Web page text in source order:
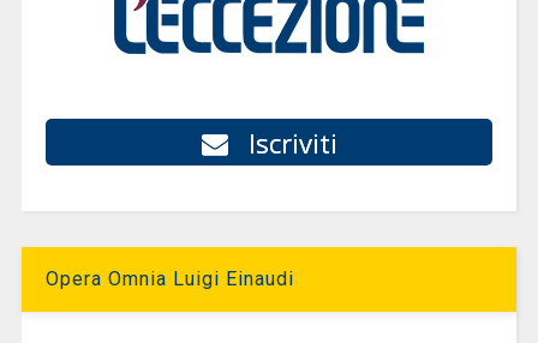
Iscriviti
Opera Omnia Luigi Einaudi